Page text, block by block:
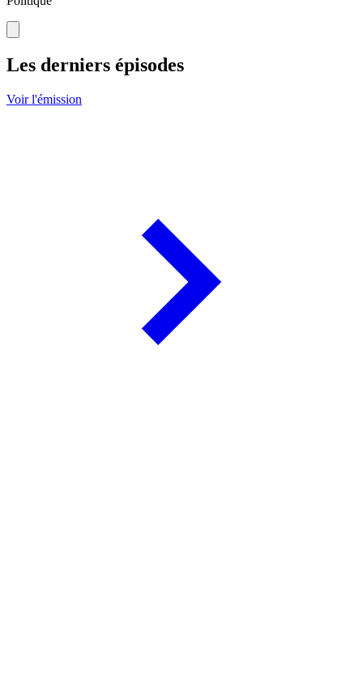
Les derniers épisodes
Voir l'émission